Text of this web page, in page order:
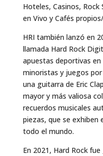
Hoteles, Casinos,
en Vivo y Cafés
HRI también lanzó en
llamada Hard Rock
apuestas deportivas
minoristas y juegos
una guitarra de Eric
mayor y más valiosa
recuerdos musicales
piezas, que se exhiben
todo el mundo.
En 2021, Hard Rock